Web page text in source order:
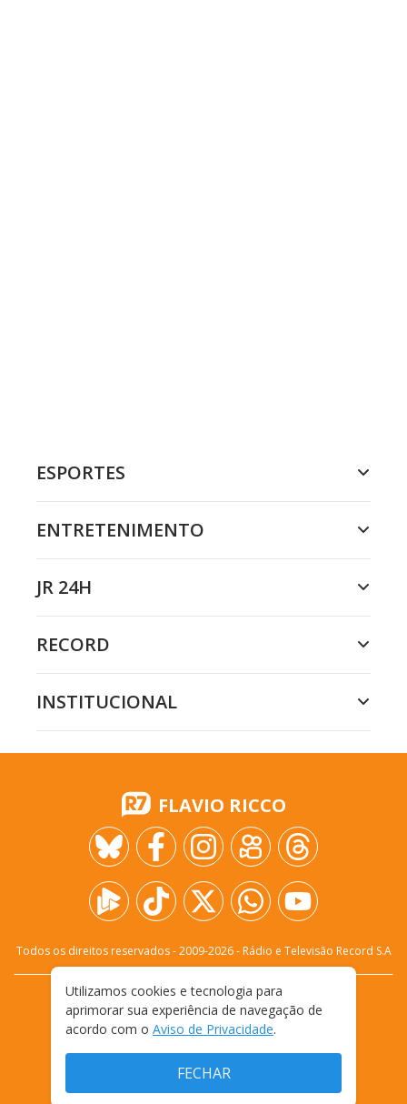
ESPORTES
ENTRETENIMENTO
JR 24H
RECORD
INSTITUCIONAL
FLAVIO RICCO
Todos os direitos reservados - 2009-2026- Rádio e Televisão Record S.A
FALE CONOSCO
PRIVACIDADE
TERMOS E CONDIÇÕES DE USO
Utilizamos cookies e tecnologia para
aprimorar sua experiência de navegação de
acordo com o Aviso de Privacidade.
FECHAR